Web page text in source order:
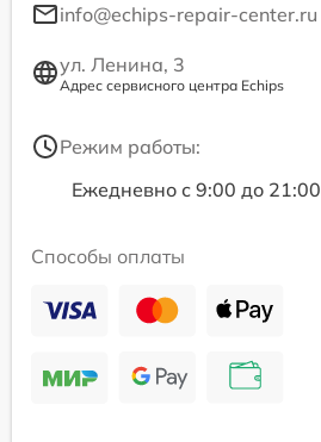
info@echips-repair-center.ru
ул. Ленина, 3
Адрес сервисного центра Echips
Режим работы:
Ежедневно с 9:00 до 21:00
Способы оплаты